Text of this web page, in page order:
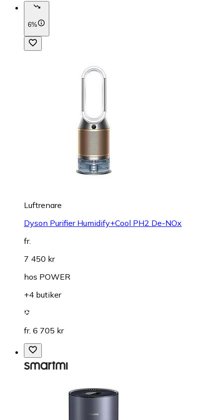
6%
Luftrenare
Dyson Purifier Humidify+Cool PH2 De-NOx
fr.
7 450 kr
hos POWER
+4 butiker
fr. 6 705 kr